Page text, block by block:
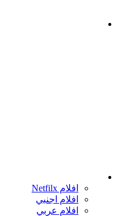
افلام Netfilx
افلام اجنبي
افلام عربي